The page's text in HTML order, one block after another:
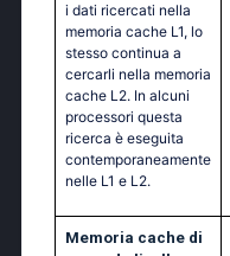
i dati ricercati nella
memoria cache L1, lo
stesso continua a
cercarli nella memoria
cache L2. In alcuni
processori questa
ricerca è eseguita
contemporaneamente
nelle L1 e L2.
Memoria cache di